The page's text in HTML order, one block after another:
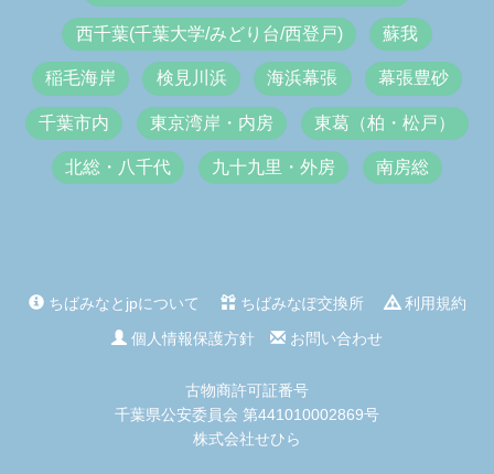
西千葉(千葉大学/みどり台/西登戸) 蘇我
稲毛海岸 検見川浜 海浜幕張 幕張豊砂
千葉市内 東京湾岸・内房 東葛（柏・松戸）
北総・八千代 九十九里・外房 南房総
ちばみなとjpについて ちばみなぽ交換所
利用規約
個人情報保護方針
お問い合わせ
古物商許可証番号
千葉県公安委員会 第441010002869号
株式会社せひら